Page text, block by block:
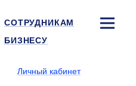
СОТРУДНИКАМ
БИЗНЕСУ
Личный кабинет